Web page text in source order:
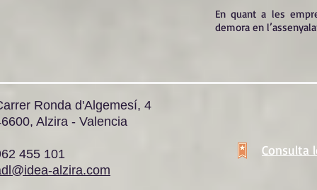
En quant a les
demora en
Ronda d'Algemesí, 4
Alzira - Valencia
455 101
alzira.com
Consulta